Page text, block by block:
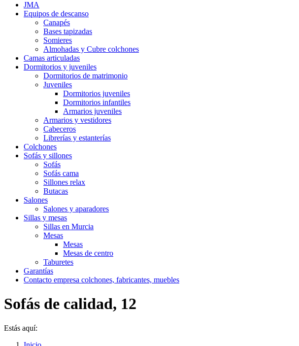
JMA
Equipos de descanso
Canapés
Bases tapizadas
Somieres
Almohadas y Cubre colchones
Camas articuladas
Dormitorios y juveniles
Dormitorios de matrimonio
Juveniles
Dormitorios juveniles
Dormitorios infantiles
Armarios juveniles
Armarios y vestidores
Cabeceros
Librerías y estanterías
Colchones
Sofás y sillones
Sofás
Sofás cama
Sillones relax
Butacas
Salones
Salones y aparadores
Sillas y mesas
Sillas en Murcia
Mesas
Mesas
Mesas de centro
Taburetes
Garantías
Contacto empresa colchones, fabricantes, muebles
Sofás de calidad, 12
Estás aquí: